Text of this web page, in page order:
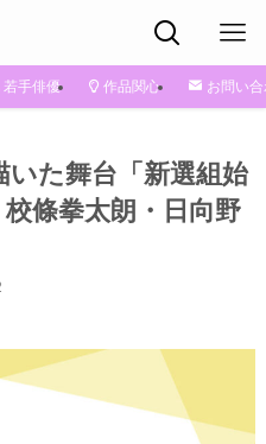
若手俳優 作品関心 お問い
た舞台「新選組始
條拳太朗・日向野